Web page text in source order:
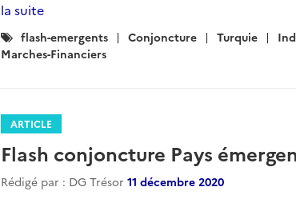
la suite
Catégories
:
flash-emergents Conjoncture Turquie
Marches-Financiers
ARTICLE
Flash conjoncture Pays
Rédigé par : DG Trésor 11 décembre 2020